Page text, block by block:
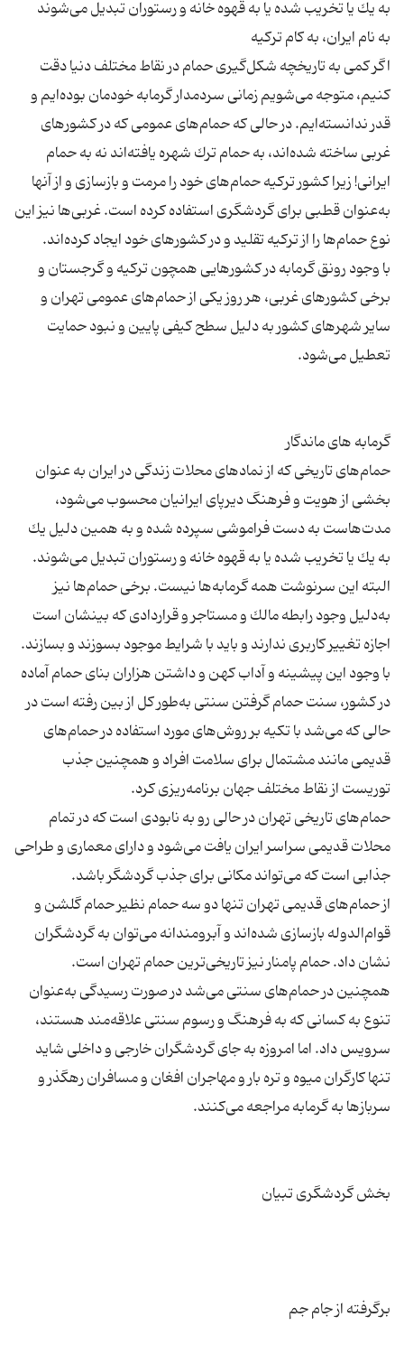
اگر كمی به تاریخچه شكل‌گیری حمام در نقاط مختلف دنیا دقت
كنیم، متوجه می‌شویم زمانی سردمدار گرمابه خودمان بوده‌ایم و
قدر ندانسته‌ایم. در حالی كه حمام‌های عمومی كه در كشورهای
غربی ساخته شده‌اند، به حمام ترك شهره یافته‌اند نه به حمام
ایرانی! زیرا كشور تركیه حمام‌های خود را مرمت و بازسازی و از آنها
به‌عنوان قطبی برای گردشگری استفاده كرده است. غربی‌ها نیز این
با وجود رونق گرمابه در كشورهایی همچون تركیه و گرجستان و
برخی كشورهای غربی، هر روز یكی از حمام‌های عمومی تهران و
سایر شهرهای كشور به دلیل سطح كیفی پایین و نبود حمایت
حمام‌های تاریخی كه از نمادهای محلات زندگی در ایران به عنوان
بخشی از هویت و فرهنگ دیرپای ایرانیان محسوب می‌شود،
مدت‌هاست به دست فراموشی سپرده شده و به همین دلیل یك
البته این سرنوشت همه گرمابه‌ها نیست. برخی حمام‌ها نیز
به‌دلیل وجود رابطه مالك و مستاجر و قراردادی كه بینشان است
اجازه تغییر كاربری ندارند و باید با شرایط موجود بسوزند و بسازند.
با وجود این پیشینه و آداب كهن و داشتن هزاران بنای حمام آماده
در كشور، سنت حمام گرفتن سنتی به‌طور كل از بین رفته است در
حالی كه می‌شد با تكیه بر روش‌های مورد استفاده در حمام‌های
قدیمی مانند مشتمال برای سلامت افراد و همچنین جذب
حمام‌های تاریخی تهران در حالی رو به نابودی است كه در تمام
محلات قدیمی سراسر ایران یافت می‌شود و دارای معماری و طراحی
از حمام‌های قدیمی تهران تنها دو سه حمام نظیر حمام گلشن و
قوام‌الدوله بازسازی شده‌اند و آبرومندانه می‌‌توان به گردشگران
همچنین در حمام‌های سنتی می‌شد در صورت رسیدگی به‌عنوان
تنوع به كسانی كه به فرهنگ و رسوم سنتی علاقه‌مند هستند،
سرویس داد. اما امروزه به جای گردشگران خارجی و داخلی شاید
تنها كارگران میوه و تره بار و مهاجران افغان و مسافران رهگذر و
برگرفته از جام جم